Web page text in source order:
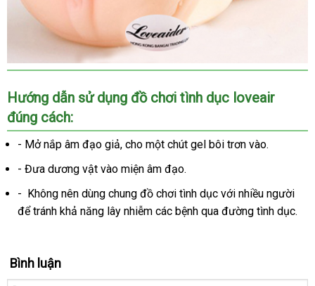
Hướng dẫn sử dụng đồ chơi tình dục loveair
đúng cách:
- Mở nắp âm đạo giảhàng
nhái
, cho một chút gel bôi trơn vào.
- Đưa dương vật vào miện âm đạo.
- Không nên dùng chung đồ chơi tình dục thảo
luận
với nhiều người
nhất
để tránh khả năng lây nhiễm lừa
các bệnh qua đường tình dục.
Bình luận